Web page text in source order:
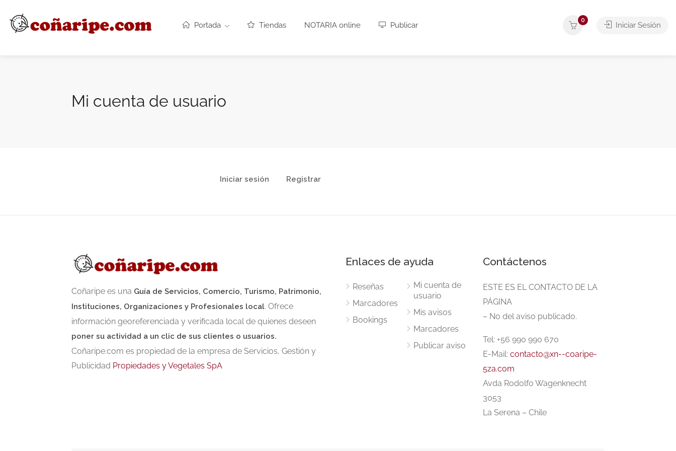
Portada Tiendas NOTARIA online Publicar
0
Iniciar Sesión
Mi cuenta de usuario
Iniciar sesión Registrar
Coñaripe es una Guía de Servicios, Comercio, Turismo, Patrimonio,
Instituciones, Organizaciones y Profesionales local. Ofrece
información georeferenciada y verificada local de quienes deseen
poner su actividad a un clic de sus clientes o usuarios.
Coñaripe.com es propiedad de la empresa de Servicios, Gestión y
Publicidad Propiedades y Vegetales SpA
Enlaces de ayuda
Reseñas
Marcadores
Bookings
Mi cuenta de
usuario
Mis avisos
Marcadores
Publicar aviso
Contáctenos
ESTE ES EL CONTACTO DE LA
PÁGINA
– No del aviso publicado.
Tel: +56 990 990 670
E-Mail: contacto@xn--coaripe-
5za.com
Avda Rodolfo Wagenknecht
3053
La Serena – Chile